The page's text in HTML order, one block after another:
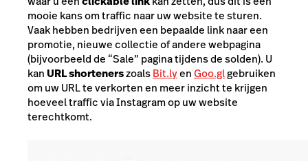
mooie kans om traffic naar uw website te sturen.
Vaak hebben bedrijven een bepaalde link naar een
promotie, nieuwe collectie of andere webpagina
(bijvoorbeeld de “Sale” pagina tijdens de solden). U
kan URL shortenerszoalsBit.lyenGoo.glgebruiken
om uw URL te verkorten en meer inzicht te krijgen
hoeveel traffic via Instagram op uw website
terechtkomt.